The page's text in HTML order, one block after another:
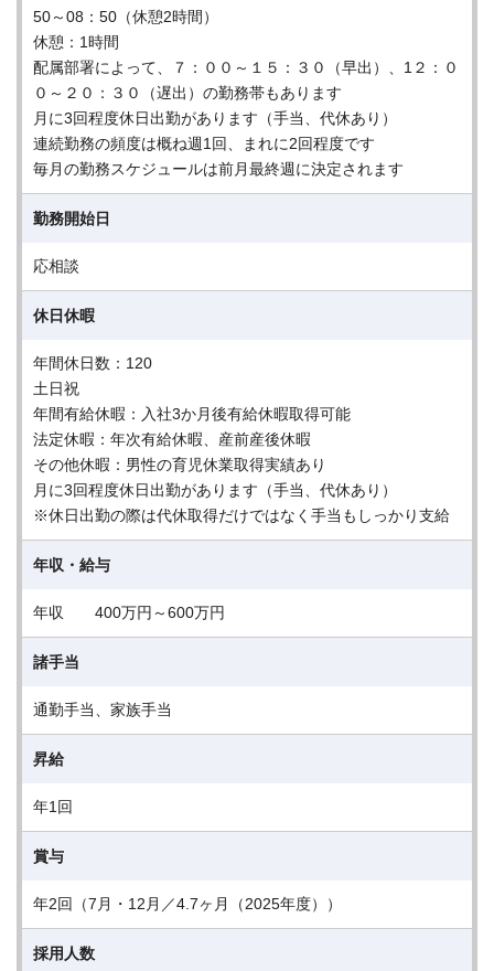
50～08：50（休憩2時間）
休憩：1時間
配属部署によって、７：００～１５：３０（早出）、1２：０
０～２０：３０（遅出）の勤務帯もあります
月に3回程度休日出勤があります（手当、代休あり）
連続勤務の頻度は概ね週1回、まれに2回程度です
毎月の勤務スケジュールは前月最終週に決定されます
勤務開始日
応相談
休日休暇
年間休日数：120
土日祝
年間有給休暇：入社3か月後有給休暇取得可能
法定休暇：年次有給休暇、産前産後休暇
その他休暇：男性の育児休業取得実績あり
月に3回程度休日出勤があります（手当、代休あり）
※休日出勤の際は代休取得だけではなく手当もしっかり支給
年収・給与
年収 400万円～600万円
諸手当
通勤手当、家族手当
昇給
年1回
賞与
年2回（7月・12月／4.7ヶ月（2025年度））
採用人数